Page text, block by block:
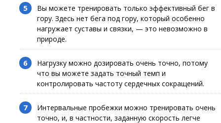
Вы можете тренировать только эффективный бег в
гору. Здесь нет бега под гору, который особенно
нагружает суставы и связки, — это невозможно в
природе.
Нагрузку можно дозировать очень точно, потому
что вы можете задать точный темп и
контролировать частоту сердечных сокращений.
Интервальные пробежки можно тренировать очень
точно, и, в частности, заданную скорость легче